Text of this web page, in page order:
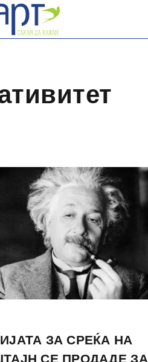
ЗА СРЕЌА НА
СЕ ПРОДАДЕ ЗА